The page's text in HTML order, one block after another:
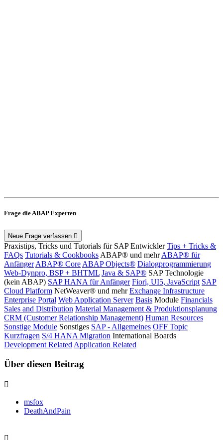
Frage die ABAP Experten
Neue Frage verfassen
Praxistips, Tricks und Tutorials für SAP Entwickler Tips + Tricks &
FAQs Tutorials & Cookbooks ABAP® und mehr ABAP® für
Anfänger ABAP® Core ABAP Objects® Dialogprogrammierung
Web-Dynpro, BSP + BHTML Java & SAP® SAP Technologie
(kein ABAP) SAP HANA für Anfänger Fiori, UI5, JavaScript SAP
Cloud Platform NetWeaver® und mehr Exchange Infrastructure
Enterprise Portal Web Application Server Basis Module Financials
Sales and Distribution Material Management & Produktionsplanung
CRM (Customer Relationship Management) Human Resources
Sonstige Module Sonstiges SAP - Allgemeines OFF Topic
Kurzfragen S/4 HANA Migration International Boards
Development Related Application Related
Über diesen Beitrag
msfox
DeathAndPain